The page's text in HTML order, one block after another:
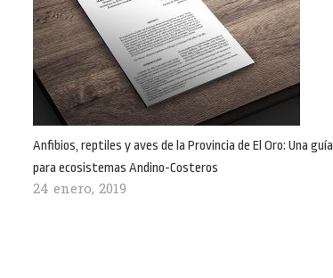
Anfibios, reptiles y aves de la Provincia de El Oro: Una guía
para ecosistemas Andino-Costeros
24 enero, 2019